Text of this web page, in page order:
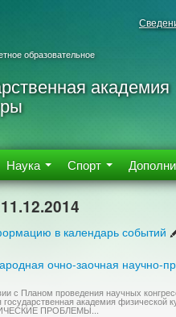
образовательное
академия
Наука Спорт
в календарь событий
очно-заочная научно-
с Планом проведения научных
государственная академия
ПРОБЛЕМЫ...